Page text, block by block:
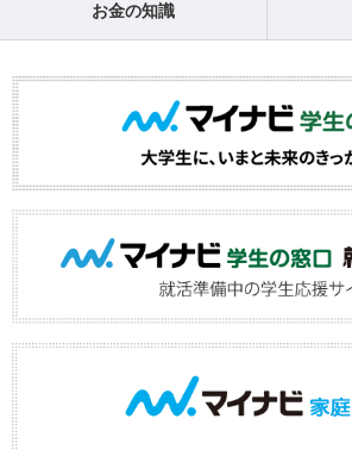
お金の知識